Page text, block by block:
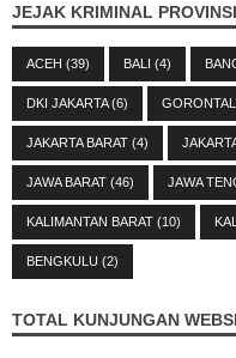
JEJAK KRIMINAL PROVINSI
ACEH (39) BALI (4)
DKI JAKARTA(6)
JAKARTA BARAT (4)
JAWA BARAT (46) JAWA
KALIMANTAN BARAT (10)
BENGKULU (2)
TOTAL KUNJUNGAN